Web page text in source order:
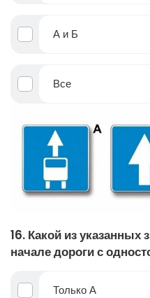
А и Б
Все
16. Какой из указанных
начале дороги с
Только А